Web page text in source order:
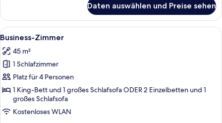
Zimmer
Daten auswählen und Preise sehen
Alle
Fotos
für
Business-
Zimmer
anzeigen
Ein modernes Wohnzimmer mit
4
Business-Zimmer
45 m²
1 Schlafzimmer
Platz für 4 Personen
1 King-Bett und 1 großes Schlafsofa ODER 2 Einzelbetten und 1
großes Schlafsofa
Kostenloses WLAN